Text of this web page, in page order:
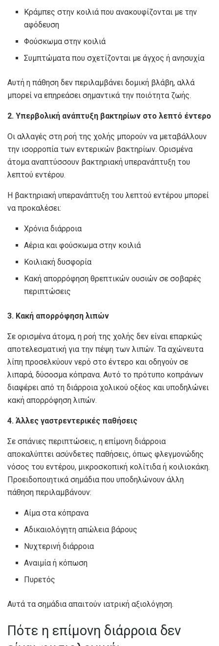
Κράμπες στην κοιλιά που ανακουφίζονται με την
αφόδευση
Φούσκωμα στην κοιλιά
Συμπτώματα που σχετίζονται με άγχος ή ανησυχία
Αυτή η πάθηση δεν περιλαμβάνει δομική βλάβη, αλλά
μπορεί να επηρεάσει σημαντικά την ποιότητα ζωής.
2. Υπερβολική ανάπτυξη βακτηρίων στο λεπτό έντερο
Οι αλλαγές στη ροή της χολής μπορούν να μεταβάλλουν
την ισορροπία των εντερικών βακτηρίων. Ορισμένα
άτομα αναπτύσσουν βακτηριακή υπερανάπτυξη του
λεπτού εντέρου.
Η βακτηριακή υπερανάπτυξη του λεπτού εντέρου μπορεί
να προκαλέσει:
Χρόνια διάρροια
Αέρια και φούσκωμα στην κοιλιά
Κοιλιακή δυσφορία
Κακή απορρόφηση θρεπτικών ουσιών σε σοβαρές
περιπτώσεις
3. Κακή απορρόφηση λιπών
Σε ορισμένα άτομα, η ροή της χολής δεν είναι επαρκώς
αποτελεσματική για την πέψη των λιπών. Τα αχώνευτα
λίπη προσελκύουν νερό στο έντερο και οδηγούν σε
λιπαρά, δύσοσμα κόπρανα. Αυτό το πρότυπο κοπράνων
διαφέρει από τη διάρροια χολικού οξέος και υποδηλώνει
κακή απορρόφηση λιπών.
4. Άλλες γαστρεντερικές παθήσεις
Σε σπάνιες περιπτώσεις, η επίμονη διάρροια
αποκαλύπτει ασύνδετες παθήσεις, όπως φλεγμονώδης
νόσος του εντέρου, μικροσκοπική κολίτιδα ή κοιλιοκάκη.
Προειδοποιητικά σημάδια που υποδηλώνουν άλλη
πάθηση περιλαμβάνουν:
Αίμα στα κόπρανα
Αδικαιολόγητη απώλεια βάρους
Νυχτερινή διάρροια
Αναιμία ή κόπωση
Πυρετός
Αυτά τα σημάδια απαιτούν ιατρική αξιολόγηση.
Πότε η επίμονη διάρροια δεν